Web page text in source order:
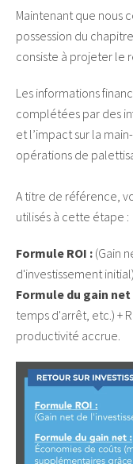
Maintenant que nous
possession du
consiste à projeter le
Les informations
complétées par des
et l’impact sur la
opérations de
A titre de référence,
utilisés à cette étape :
Formule ROI : (Gain
d'investissement
Formule du gain net
temps d'arrêt, etc.) +
productivité accrue.